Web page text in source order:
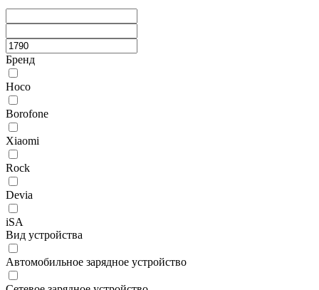
Бренд
Hoco
Borofone
Xiaomi
Rock
Devia
iSA
Вид устройства
Автомобильное зарядное устройство